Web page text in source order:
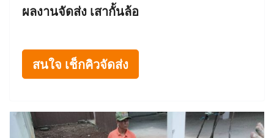
ผลงานจัดส่ง เสากั้นล้อ
สนใจ เช็กคิวจัดส่ง